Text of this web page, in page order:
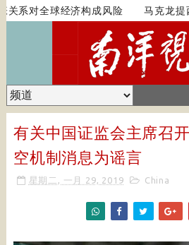
系对全球经济构成风险 马克龙提
有关中国证监会主席召
空机制消息为谣言
星期二, 一月 29, 2019 China